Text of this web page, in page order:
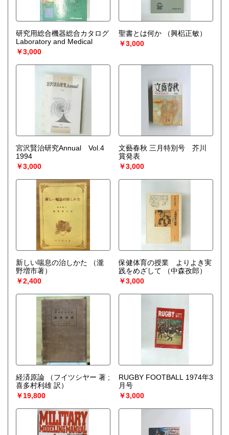
○梱包用ダンボールの無料送付可能
○買取金額の概算が知りたい方は、事前査定のサービスもぜひ
ご活用下さい。
宅配買取送付先
----------------------------------------
501-0224
岐阜県瑞穂市稲里197-1
古本倶楽部 宅配買取受付係
058-322-2366
----------------------------------------
取り扱い分野
オールジャンル、戦前紙モノ、古典籍
研究用総合機器総合カタログ
Laboratory and Medical
￥3,000
聖書とは何か
（興梠正敏）
￥3,000
宮沢賢治研究Annual Vol.4
1994
￥3,000
文藝春秋 三月特別号 芥川
賞発表
￥3,000
新しい喘息の治しかた
（瀧
野増市著）
￥2,400
保健体育の授業 よりよき実
践をめざして
（中森孜郎）
￥3,000
経済原論
（フイツシヤー 著 ;
喜多村利雄 訳）
￥19,800
RUGBY FOOTBALL 1974年3
月号
￥3,000